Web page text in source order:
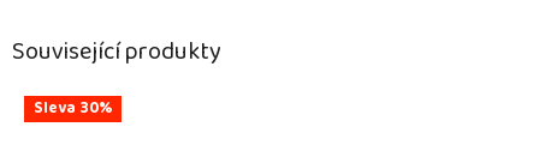
Související produkty
Sleva 30%